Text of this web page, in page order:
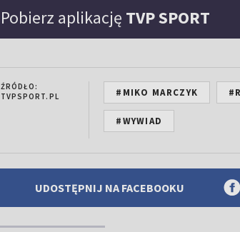
Pobierz aplikację TVP SPORT
ŹRÓDŁO:
TVPSPORT.PL
#MIKO MARCZYK
#WYWIAD
UDOSTĘPNIJ NA FACEBOOKU